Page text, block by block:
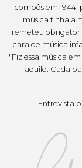
compôs em 1944,
música tinha a
remeteu
cara de música
"Fiz essa música
aquilo. Cada
Entrevista